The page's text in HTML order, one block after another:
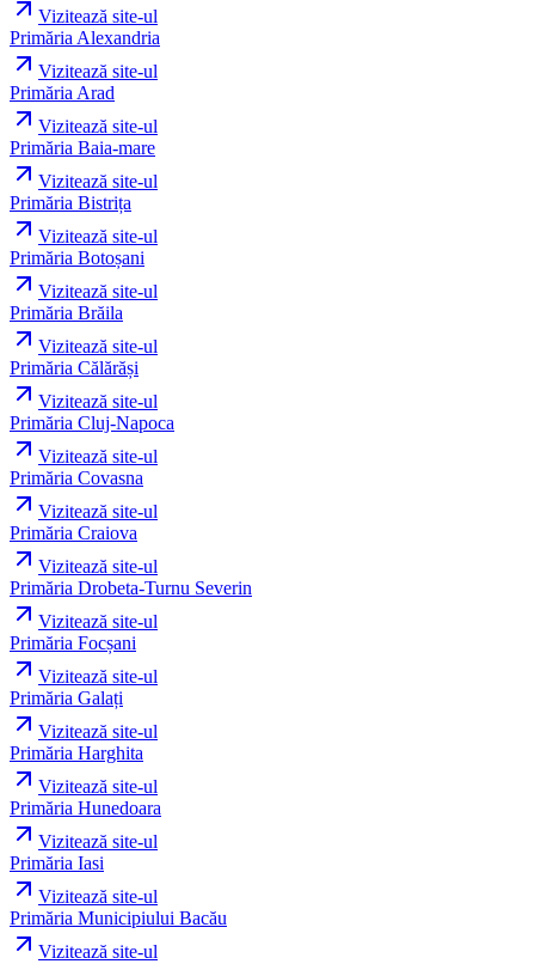
Vizitează site-ul
Primăria Alexandria
Vizitează site-ul
Primăria Arad
Vizitează site-ul
Primăria Baia-mare
Vizitează site-ul
Primăria Bistrița
Vizitează site-ul
Primăria Botoșani
Vizitează site-ul
Primăria Brăila
Vizitează site-ul
Primăria Călărăși
Vizitează site-ul
Primăria Cluj-Napoca
Vizitează site-ul
Primăria Covasna
Vizitează site-ul
Primăria Craiova
Vizitează site-ul
Primăria Drobeta-Turnu Severin
Vizitează site-ul
Primăria Focșani
Vizitează site-ul
Primăria Galați
Vizitează site-ul
Primăria Harghita
Vizitează site-ul
Primăria Hunedoara
Vizitează site-ul
Primăria Iasi
Vizitează site-ul
Primăria Municipiului Bacău
Vizitează site-ul